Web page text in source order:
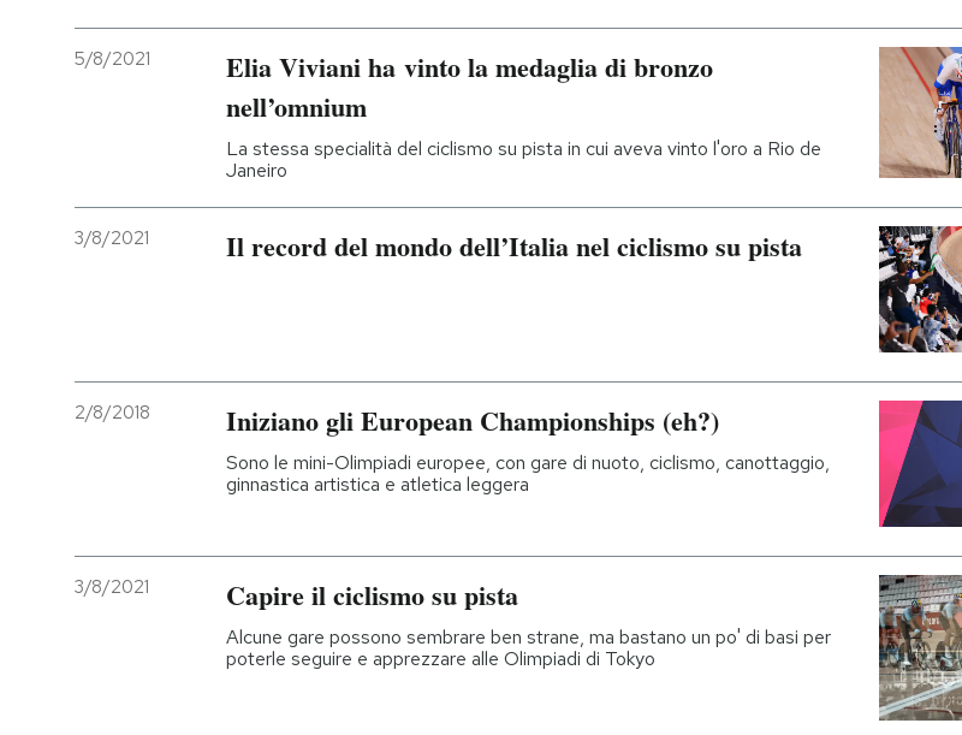
5/8/2021
Elia Viviani ha vinto la medaglia di bronzo
nell’omnium
La stessa specialità del ciclismo su pista in cui aveva vinto l'oro a Rio de
Janeiro
3/8/2021 Il record del mondo dell’Italia nel ciclismo su pista
2/8/2018 Iniziano gli European Championships (eh?)
Sono le mini-Olimpiadi europee, con gare di nuoto, ciclismo, canottaggio,
ginnastica artistica e atletica leggera
3/8/2021 Capire il ciclismo su pista
Alcune gare possono sembrare ben strane, ma bastano un po' di basi per
poterle seguire e apprezzare alle Olimpiadi di Tokyo